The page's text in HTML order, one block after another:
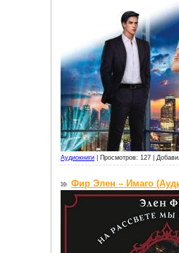
Аудиокниги Просмотров: 127 |
Фир Элен – Имаго